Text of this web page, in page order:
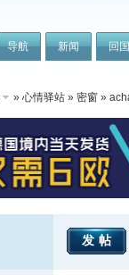
导航 新闻 回
» 心情驿站 » 密窗 »
发帖